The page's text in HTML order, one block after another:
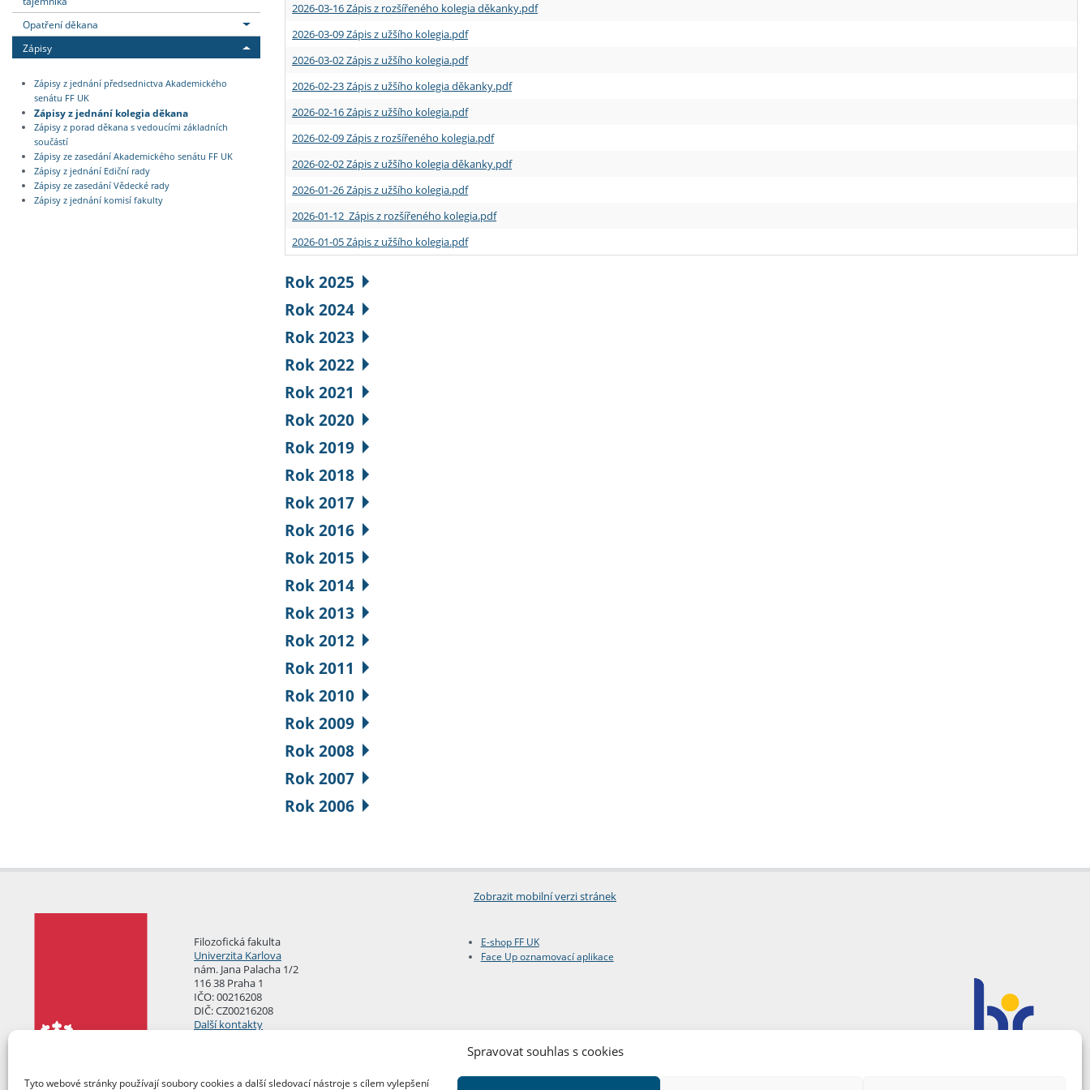
Spravovat souhlas s cookies
Tyto webové stránky používají soubory cookies a další sledovací nástroje s cílem vylepšení
Opatření děkana
Zápisy
Zápisy z jednání předsednictva Akademického
senátu FF UK
Zápisy z jednání kolegia děkana
Zápisy z porad děkana s vedoucími základních
součástí
Zápisy ze zasedání Akademického senátu FF UK
Zápisy z jednání Ediční rady
Zápisy ze zasedání Vědecké rady
Zápisy z jednání komisí fakulty
2026-03-16 Zápis z rozšířeného kolegia děkanky.pdf
2026-03-09 Zápis z užšího kolegia.pdf
2026-03-02 Zápis z užšího kolegia.pdf
2026-02-23 Zápis z užšího kolegia děkanky.pdf
2026-02-16 Zápis z užšího kolegia.pdf
2026-02-09 Zápis z rozšířeného kolegia.pdf
2026-02-02 Zápis z užšího kolegia děkanky.pdf
2026-01-26 Zápis z užšího kolegia.pdf
2026-01-12 Zápis z rozšířeného kolegia.pdf
2026-01-05 Zápis z užšího kolegia.pdf
Rok 2025
Rok 2024
Rok 2023
Rok 2022
Rok 2021
Rok 2020
Rok 2019
Rok 2018
Rok 2017
Rok 2016
Rok 2015
Rok 2014
Rok 2013
Rok 2012
Rok 2011
Rok 2010
Rok 2009
Rok 2008
Rok 2007
Rok 2006
Zobrazit mobilní verzi stránek
Filozofická fakulta
Univerzita Karlova
nám. Jana Palacha 1/2
116 38 Praha 1
IČO: 00216208
DIČ: CZ00216208
Další kontakty
E-shop FF UK
Face Up oznamovací aplikace